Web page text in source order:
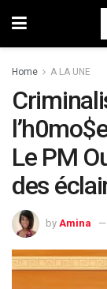
Home A LA UNE
Le PM
des
by Amina